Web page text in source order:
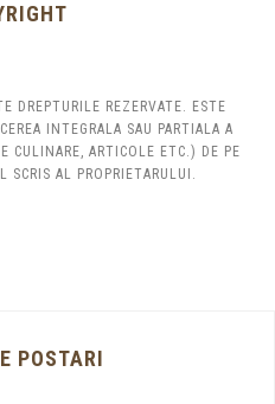
DREPTURILE REZERVATE. ESTE
INTEGRALA SAU PARTIALA A
CULINARE, ARTICOLE ETC.) DE PE
SCRIS AL PROPRIETARULUI.
POSTARI